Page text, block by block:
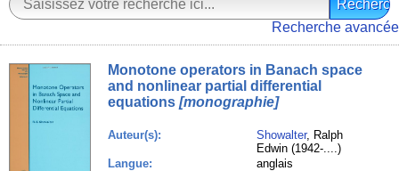
Recherche avancée
Monotone operators in Banach space
and nonlinear partial differential
equations[monographie]
Auteur(s): Showalter, Ralph
Edwin (1942-....)
Langue:
anglais